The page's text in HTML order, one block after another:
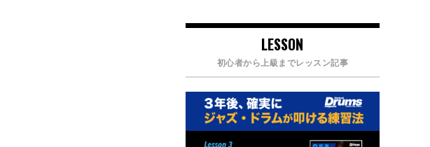
LESSON
初心者から上級までレッスン記事